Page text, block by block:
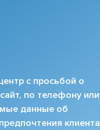
с просьбой о
по телефону или
данные об
клиента